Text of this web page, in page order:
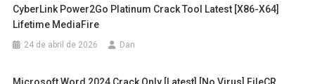
CyberLink Power2Go Platinum Crack Tool Latest [x86-X64]
Lifetime MediaFire
24 de abril de 2026 Dan